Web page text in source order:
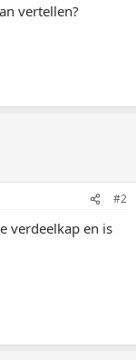
vertellen?
#2
verdeelkap en is